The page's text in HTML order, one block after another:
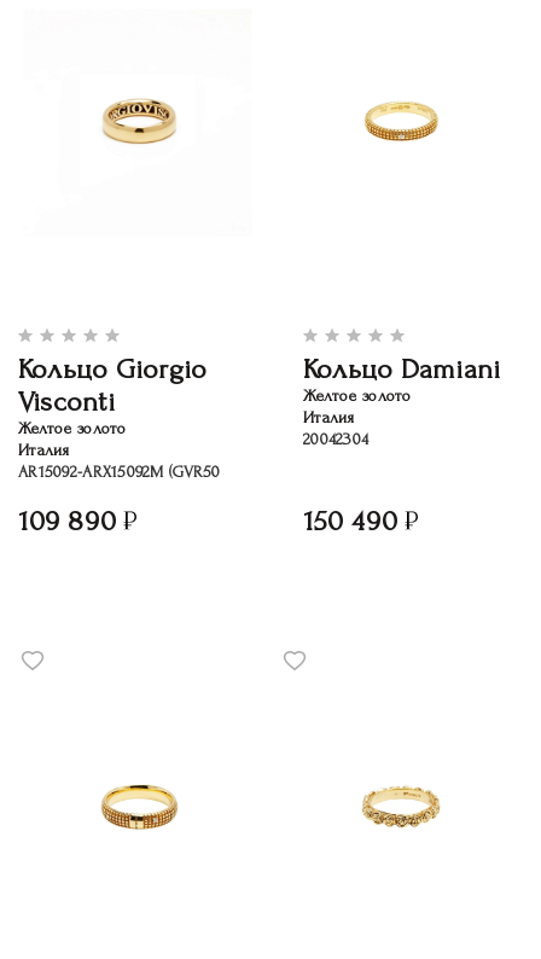
Кольцо Giorgio
Visconti
Желтое золото
Италия
AR15092-ARX15092M (GVR50
109 890
Кольцо Damiani
Желтое золото
Италия
20042304
150 490